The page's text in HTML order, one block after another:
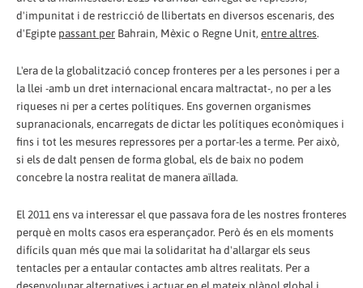
d'impunitat i de restricció de llibertats en diversos escenaris, des
d'Egipte passant per Bahrain, Mèxic o Regne Unit, entre altres.
L'era de la globalització concep fronteres per a les persones i per a
la llei -amb un dret internacional encara maltractat-, no per a les
riqueses ni per a certes polítiques. Ens governen organismes
supranacionals, encarregats de dictar les polítiques econòmiques i
fins i tot les mesures repressores per a portar-les a terme. Per això,
si els de dalt pensen de forma global, els de baix no podem
concebre la nostra realitat de manera aïllada.
El 2011 ens va interessar el que passava fora de les nostres fronteres
perquè en molts casos era esperançador. Però és en els moments
difícils quan més que mai la solidaritat ha d'allargar els seus
tentacles per a entaular contactes amb altres realitats. Per a
desenvolupar alternatives i actuar en el mateix plànol global i